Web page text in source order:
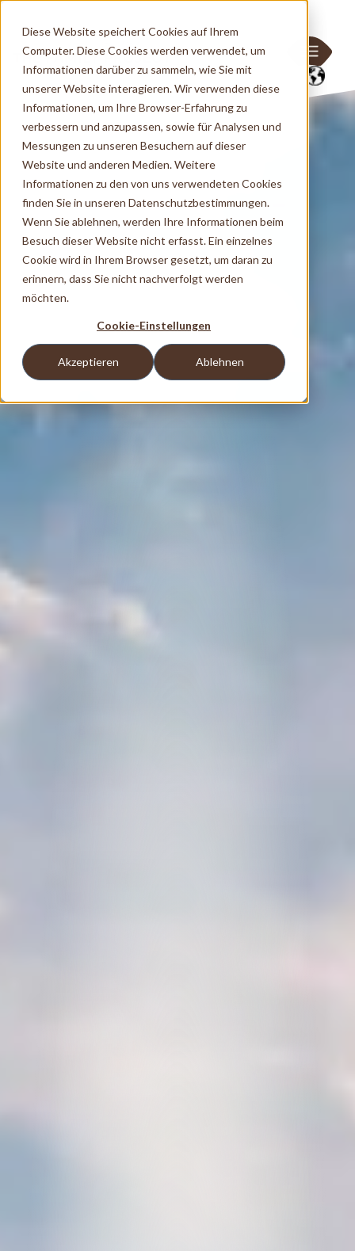
Diese Website speichert Cookies auf Ihrem
Computer. Diese Cookies werden verwendet, um
Informationen darüber zu sammeln, wie Sie mit
unserer Website interagieren. Wir verwenden diese
Informationen, um Ihre Browser-Erfahrung zu
verbessern und anzupassen, sowie für Analysen und
Messungen zu unseren Besuchern auf dieser
Website und anderen Medien. Weitere
Informationen zu den von uns verwendeten Cookies
finden Sie in unseren Datenschutzbestimmungen.
Wenn Sie ablehnen, werden Ihre Informationen beim
Besuch dieser Website nicht erfasst. Ein einzelnes
Cookie wird in Ihrem Browser gesetzt, um daran zu
erinnern, dass Sie nicht nachverfolgt werden
möchten.
Cookie-Einstellungen
Akzeptieren Ablehnen